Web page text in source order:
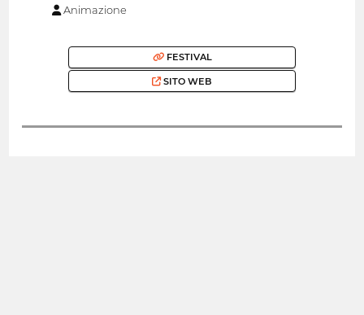
Animazione
FESTIVAL
SITO WEB